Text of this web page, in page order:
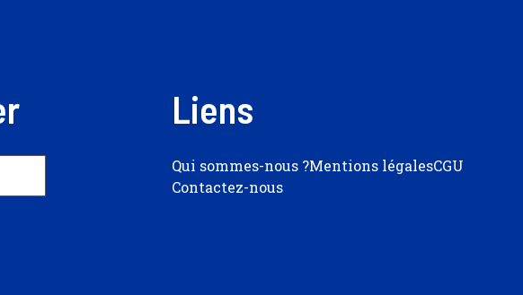
Liens
Qui sommes-nous ?Mentions légalesCGU
Contactez-nous